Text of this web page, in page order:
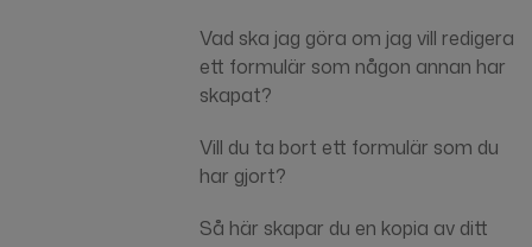
Vad ska jag göra om jag vill redigera
ett formulär som någon annan har
skapat?
Vill du ta bort ett formulär som du
har gjort?
Så här skapar du en kopia av ditt